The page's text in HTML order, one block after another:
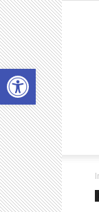
Abrir a barra de